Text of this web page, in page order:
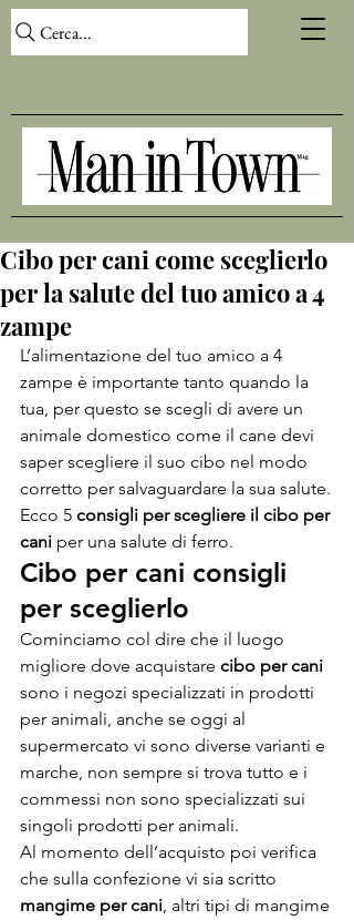
Cerca...
Cibo per cani come sceglierlo
per la salute del tuo amico a 4
zampe
L’alimentazione del tuo amico a 4
zampe è importante tanto quando la
tua, per questo se scegli di avere un
animale domestico come il cane devi
saper scegliere il suo cibo nel modo
corretto per salvaguardare la sua salute.
Ecco 5 consigli per scegliere il cibo per
cani per una salute di ferro.
Cibo per cani consigli
per sceglierlo
Cominciamo col dire che il luogo
migliore dove acquistare cibo per cani
sono i negozi specializzati in prodotti
per animali, anche se oggi al
supermercato vi sono diverse varianti e
marche, non sempre si trova tutto e i
commessi non sono specializzati sui
singoli prodotti per animali.
Al momento dell’acquisto poi verifica
che sulla confezione vi sia scritto
mangime per cani, altri tipi di mangime